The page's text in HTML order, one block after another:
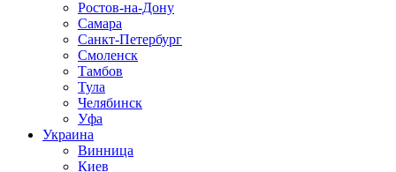
Ростов-на-Дону
Самара
Санкт-Петербург
Смоленск
Тамбов
Тула
Челябинск
Уфа
Украина
Винница
Киев